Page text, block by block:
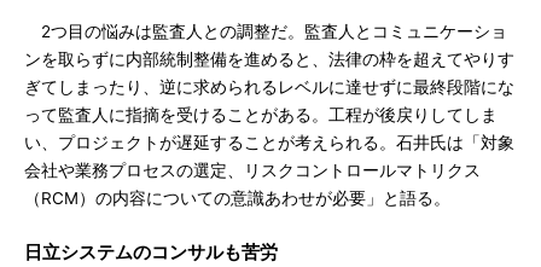
2つ目の悩みは監査人との調整だ。監査人とコミュニケーショ
ンを取らずに内部統制整備を進めると、法律の枠を超えてやりす
ぎてしまったり、逆に求められるレベルに達せずに最終段階にな
って監査人に指摘を受けることがある。工程が後戻りしてしま
い、プロジェクトが遅延することが考えられる。石井氏は「対象
会社や業務プロセスの選定、リスクコントロールマトリクス
（RCM）の内容についての意識あわせが必要」と語る。
日立システムのコンサルも苦労